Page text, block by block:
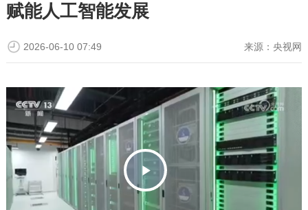
赋能人工智能发展
来源：央视网
2026-06-10 07:49
P